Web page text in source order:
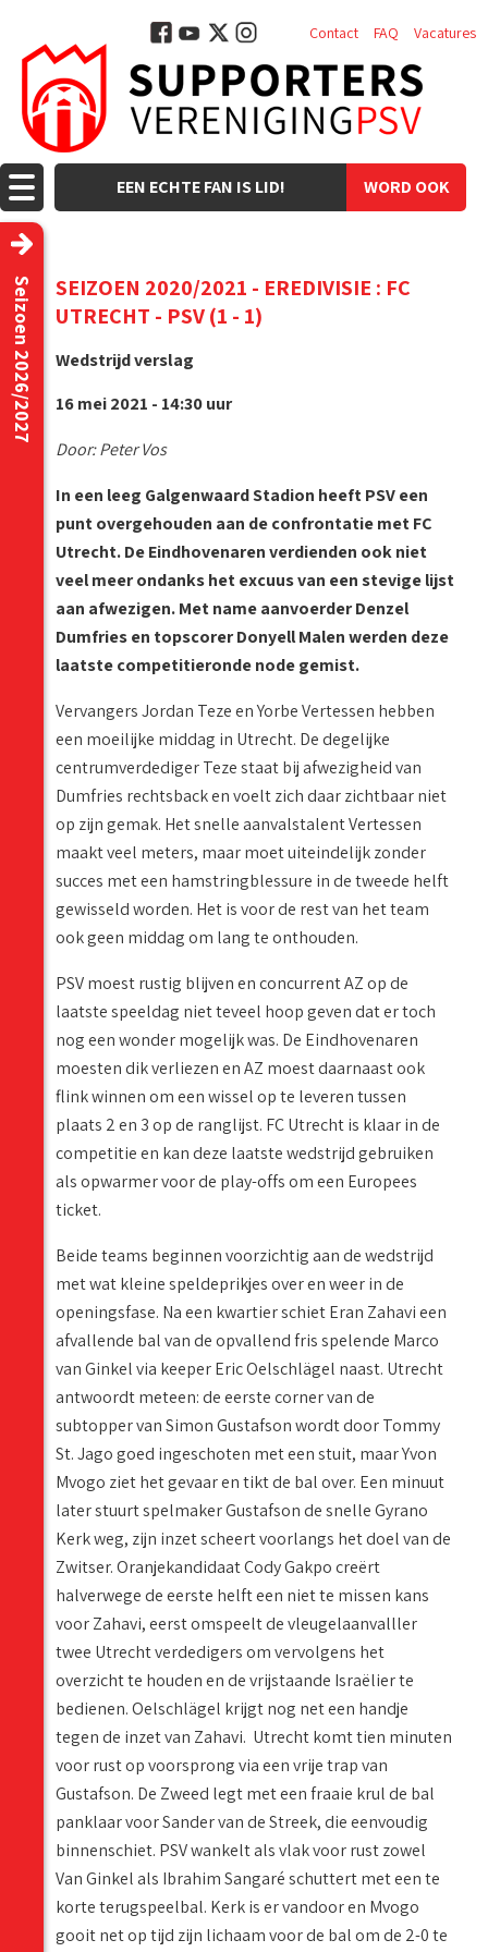
WORD OOK
EEN ECHTE FAN IS LID!
Contact FAQ Vacatures
Seizoen 2026/2027
SEIZOEN 2020/2021 - EREDIVISIE : FC
UTRECHT - PSV (1 - 1)
Wedstrijd verslag
16 mei 2021 - 14:30 uur
Door: Peter Vos
In een leeg Galgenwaard Stadion heeft PSV een
punt overgehouden aan de confrontatie met FC
Utrecht. De Eindhovenaren verdienden ook niet
veel meer ondanks het excuus van een stevige lijst
aan afwezigen. Met name aanvoerder Denzel
Dumfries en topscorer Donyell Malen werden deze
laatste competitieronde node gemist.
Vervangers Jordan Teze en Yorbe Vertessen hebben
een moeilijke middag in Utrecht. De degelijke
centrumverdediger Teze staat bij afwezigheid van
Dumfries rechtsback en voelt zich daar zichtbaar niet
op zijn gemak. Het snelle aanvalstalent Vertessen
maakt veel meters, maar moet uiteindelijk zonder
succes met een hamstringblessure in de tweede helft
gewisseld worden. Het is voor de rest van het team
ook geen middag om lang te onthouden.
PSV moest rustig blijven en concurrent AZ op de
laatste speeldag niet teveel hoop geven dat er toch
nog een wonder mogelijk was. De Eindhovenaren
moesten dik verliezen en AZ moest daarnaast ook
flink winnen om een wissel op te leveren tussen
plaats 2 en 3 op de ranglijst. FC Utrecht is klaar in de
competitie en kan deze laatste wedstrijd gebruiken
als opwarmer voor de play-offs om een Europees
ticket.
Beide teams beginnen voorzichtig aan de wedstrijd
met wat kleine speldeprikjes over en weer in de
openingsfase. Na een kwartier schiet Eran Zahavi een
afvallende bal van de opvallend fris spelende Marco
van Ginkel via keeper Eric Oelschlägel naast. Utrecht
antwoordt meteen: de eerste corner van de
subtopper van Simon Gustafson wordt door Tommy
St. Jago goed ingeschoten met een stuit, maar Yvon
Mvogo ziet het gevaar en tikt de bal over. Een minuut
later stuurt spelmaker Gustafson de snelle Gyrano
Kerk weg, zijn inzet scheert voorlangs het doel van de
Zwitser. Oranjekandidaat Cody Gakpo creërt
halverwege de eerste helft een niet te missen kans
voor Zahavi, eerst omspeelt de vleugelaanvalller
twee Utrecht verdedigers om vervolgens het
overzicht te houden en de vrijstaande Israëlier te
bedienen. Oelschlägel krijgt nog net een handje
tegen de inzet van Zahavi. Utrecht komt tien minuten
voor rust op voorsprong via een vrije trap van
Gustafson. De Zweed legt met een fraaie krul de bal
panklaar voor Sander van de Streek, die eenvoudig
binnenschiet. PSV wankelt als vlak voor rust zowel
Van Ginkel als Ibrahim Sangaré schuttert met een te
korte terugspeelbal. Kerk is er vandoor en Mvogo
gooit net op tijd zijn lichaam voor de bal om de 2-0 te